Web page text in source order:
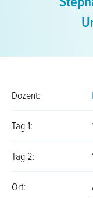
Dozent:
Tag 1:
Tag 2:
Ort: